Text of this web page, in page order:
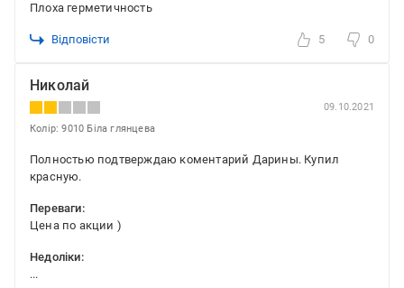
Плоха герметичность
Відповісти 5 0
Николай
09.10.2021
Колір: 9010 Біла глянцева
Полностью подтверждаю коментарий Дарины. Купил
красную.
Переваги:
Цена по акции )
Недоліки:
...